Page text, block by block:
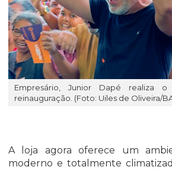
Empresário, Junior Dapé realiza
reinauguração. (Foto: Uiles de Oliveira/
A loja agora oferece um
moderno e totalmente